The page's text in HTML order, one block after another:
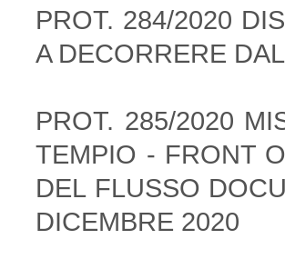
PROT. 284/2020
A DECORRERE
PROT. 285/2020
TEMPIO - FRONT
DEL FLUSSO
DICEMBRE 2020